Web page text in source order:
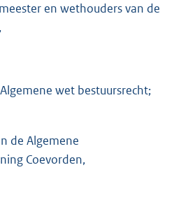
en wethouders van de
wet bestuursrecht;
de Algemene
Coevorden,